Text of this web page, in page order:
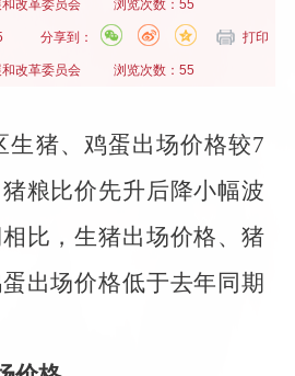
改革委员会 浏览次数：55
打印
分享到：
改革委员会 浏览次数：55
生猪、鸡蛋出场价格较7
粮比价先升后降小幅波
比，生猪出场价格、猪
出场价格低于去年同期